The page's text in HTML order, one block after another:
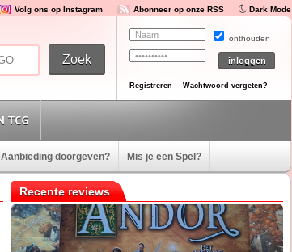
Volg ons op Instagram Abonneer op onze RSS Dark Mode
onthouden
Registreren Wachtwoord vergeten?
TCG
Aanbieding doorgeven? Mis je een Spel?
Recente reviews